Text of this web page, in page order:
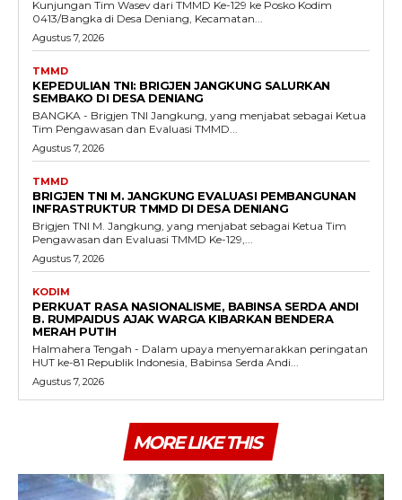
Kunjungan Tim Wasev dari TMMD Ke-129 ke Posko Kodim
0413/Bangka di Desa Deniang, Kecamatan...
Agustus 7, 2026
TMMD
KEPEDULIAN TNI: BRIGJEN JANGKUNG SALURKAN
SEMBAKO DI DESA DENIANG
BANGKA - Brigjen TNI Jangkung, yang menjabat sebagai Ketua
Tim Pengawasan dan Evaluasi TMMD...
Agustus 7, 2026
TMMD
BRIGJEN TNI M. JANGKUNG EVALUASI PEMBANGUNAN
INFRASTRUKTUR TMMD DI DESA DENIANG
Brigjen TNI M. Jangkung, yang menjabat sebagai Ketua Tim
Pengawasan dan Evaluasi TMMD Ke-129,...
Agustus 7, 2026
KODIM
PERKUAT RASA NASIONALISME, BABINSA SERDA ANDI
B. RUMPAIDUS AJAK WARGA KIBARKAN BENDERA
MERAH PUTIH
Halmahera Tengah - Dalam upaya menyemarakkan peringatan
HUT ke-81 Republik Indonesia, Babinsa Serda Andi...
Agustus 7, 2026
MORE LIKE THIS